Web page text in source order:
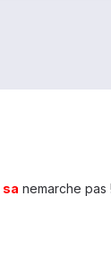
sa nemarche pas !